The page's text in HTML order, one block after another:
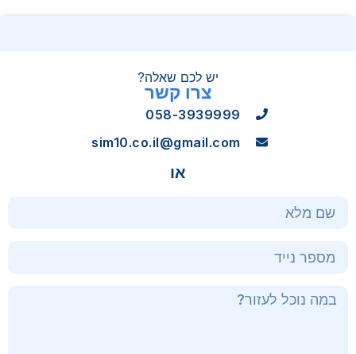
יש לכם שאלה?
צרו קשר
058-3939999
sim10.co.il@gmail.com
או